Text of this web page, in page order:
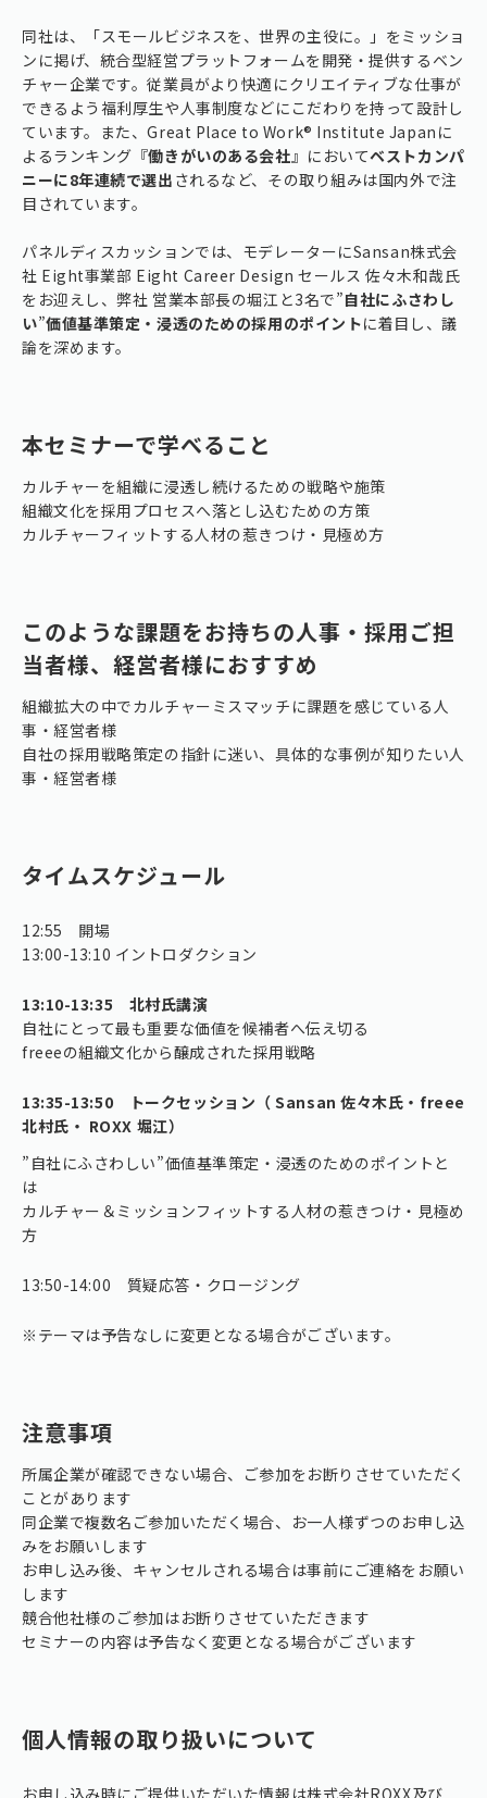
同社は、「スモールビジネスを、世界の主役に。」をミッショ
ンに掲げ、統合型経営プラットフォームを開発・提供するベン
チャー企業です。従業員がより快適にクリエイティブな仕事が
できるよう福利厚生や人事制度などにこだわりを持って設計し
ています。また、Great Place to Work® Institute Japanに
よるランキング『働きがいのある会社 』においてベストカンパ
ニーに8年連続で選出 されるなど、その取り組みは国内外で注
目されています。
パネルディスカッションでは、モデレーターにSansan株式会
社 Eight事業部 Eight Career Design セールス 佐々木和哉氏
をお迎えし、弊社 営業本部長の堀江と3名で”自社にふさわし
い”価値基準策定・浸透のための採用のポイントに着目し、議
論を深めます。
本セミナーで学べること
カルチャーを組織に浸透し続けるための戦略や施策
組織文化を採用プロセスへ落とし込むための方策
カルチャーフィットする人材の惹きつけ・見極め方
このような課題をお持ちの人事・採用ご担
当者様、経営者様におすすめ
組織拡大の中でカルチャーミスマッチに課題を感じている人
事・経営者様
自社の採用戦略策定の指針に迷い、具体的な事例が知りたい人
事・経営者様
タイムスケジュール
12:55 開場
13:00-13:10 イントロダクション
13:10-13:35 北村氏講演
自社にとって最も重要な価値を候補者へ伝え切る
freeeの組織文化から醸成された採用戦略
13:35-13:50 トークセッション（ Sansan 佐々木氏・freee
北村氏・ ROXX 堀江）
”自社にふさわしい”価値基準策定・浸透のためのポイントと
は
カルチャー＆ミッションフィットする人材の惹きつけ・見極め
方
13:50-14:00 質疑応答・クロージング
※テーマは予告なしに変更となる場合がございます。
注意事項
所属企業が確認できない場合、ご参加をお断りさせていただく
ことがあります
同企業で複数名ご参加いただく場合、お一人様ずつのお申し込
みをお願いします
お申し込み後、キャンセルされる場合は事前にご連絡をお願い
します
競合他社様のご参加はお断りさせていただきます
セミナーの内容は予告なく変更となる場合がございます
個人情報の取り扱いについて
お申し込み時にご提供いただいた情報は株式会社ROXX及び